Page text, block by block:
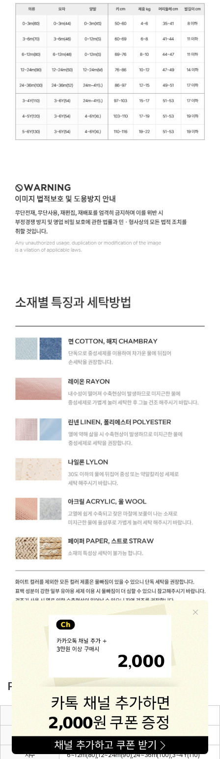
PRODUCT INFO
Cotton 100%
색상 블랙
치수 6~12m(80),12~24m(90),24~36m(100),3~4Y(110)